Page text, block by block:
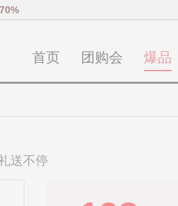
首页 团购会 爆品
送不停